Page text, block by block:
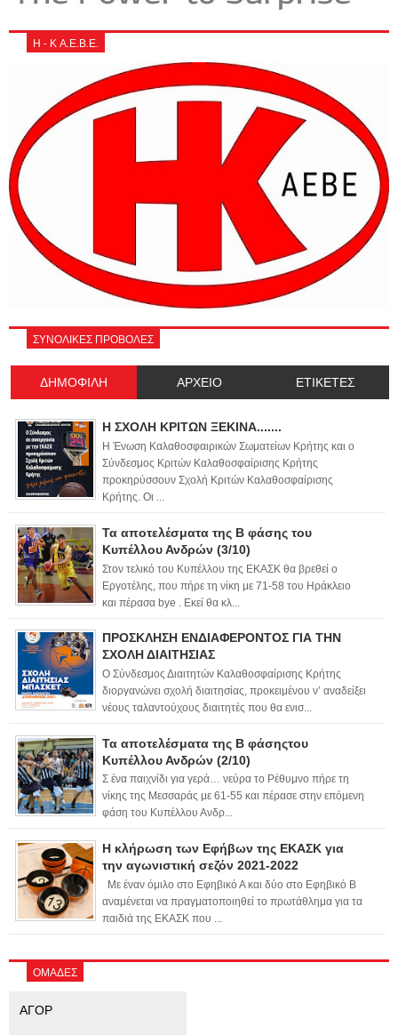
Η - Κ Α.Ε.Β.Ε.
ΣΥΝΟΛΙΚΕΣ ΠΡΟΒΟΛΕΣ
ΔΗΜΟΦΙΛΗ ΑΡΧΕΙΟ ΕΤΙΚΕΤΕΣ
Η ΣΧΟΛΗ ΚΡΙΤΩΝ ΞΕΚΙΝΑ.......
Η Ένωση Καλαθοσφαιρικών Σωματείων Κρήτης και ο
Σύνδεσμος Κριτών Καλαθοσφαίρισης Κρήτης
προκηρύσσουν Σχολή Κριτών Καλαθοσφαίρισης
Κρήτης. Οι ...
Τα αποτελέσματα της Β φάσης του
Κυπέλλου Ανδρών (3/10)
Στον τελικό του Κυπέλλου της ΕΚΑΣΚ θα βρεθεί ο
Εργοτέλης, που πήρε τη νίκη με 71-58 του Ηράκλειο
και πέρασα bye . Εκεί θα κλ...
ΠΡΟΣΚΛΗΣΗ ΕΝΔΙΑΦΕΡΟΝΤΟΣ ΓΙΑ ΤΗΝ
ΣΧΟΛΗ ΔΙΑΙΤΗΣΙΑΣ
Ο Σύνδεσμος Διαιτητών Καλαθοσφαίρισης Κρήτης
διοργανώνει σχολή διαιτησίας, προκειμένου ν’ αναδείξει
νέους ταλαντούχους διαιτητές που θα ενισ...
Τα αποτελέσματα της Β φάσηςτου
Κυπέλλου Ανδρών (2/10)
Σ ένα παιχνίδι για γερά… νεύρα το Ρέθυμνο πήρε τη
νίκης της Μεσσαράς με 61-55 και πέρασε στην επόμενη
φάση του Κυπέλλου Ανδρ...
Η κλήρωση των Εφήβων της ΕΚΑΣΚ για
την αγωνιστική σεζόν 2021-2022
Με έναν όμιλο στο Εφηβικό Α και δύο στο Εφηβικό Β
αναμένεται να πραγματοποιηθεί το πρωτάθλημα για τα
παιδιά της ΕΚΑΣΚ που ...
ΟΜΑΔΕΣ
ΑΓΟΡ